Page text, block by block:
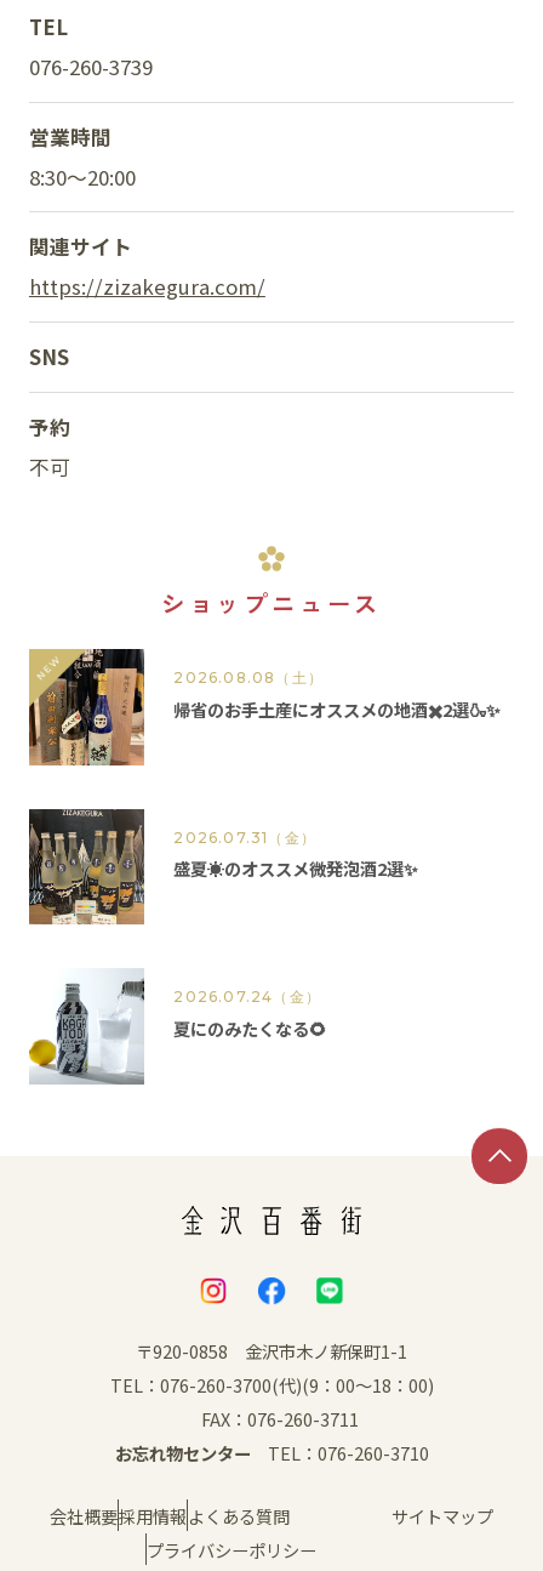
TEL
076-260-3739
営業時間
8:30～20:00
関連サイト
https://zizakegura.com/
SNS
予約
不可
ショップニュース
2026.08.08 （土）
帰省のお手土産にオススメの地酒✖️2選🍶✨
2026.07.31 （金）
盛夏☀️のオススメ微発泡酒2選✨
2026.07.24 （金）
夏にのみたくなる🌻
〒920-0858 金沢市木ノ新保町1-1
TEL：076-260-3700(代)(9：00～18：00)
FAX：076-260-3711
お忘れ物センター TEL：076-260-3710
会社概要採用情報よくある質問
サイトマップ
プライバシーポリシー